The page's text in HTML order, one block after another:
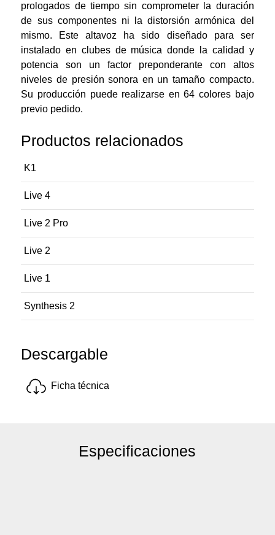
prologados de tiempo sin comprometer la duración
de sus componentes ni la distorsión armónica del
mismo. Este altavoz ha sido diseñado para ser
instalado en clubes de música donde la calidad y
potencia son un factor preponderante con altos
niveles de presión sonora en un tamaño compacto.
Su producción puede realizarse en 64 colores bajo
previo pedido.
Productos relacionados
K1
Live 4
Live 2 Pro
Live 2
Live 1
Synthesis 2
Descargable
Ficha técnica
Especificaciones